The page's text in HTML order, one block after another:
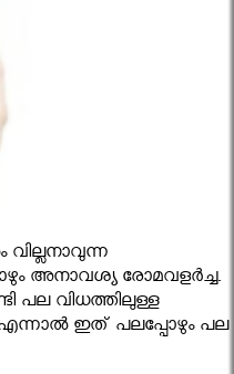
അനാവശ്യ രോമവളര്‍ച്ച.
പല വിധത്തിലുള്ള
എന്നാല്‍ ഇത് പലപ്പോഴും പല